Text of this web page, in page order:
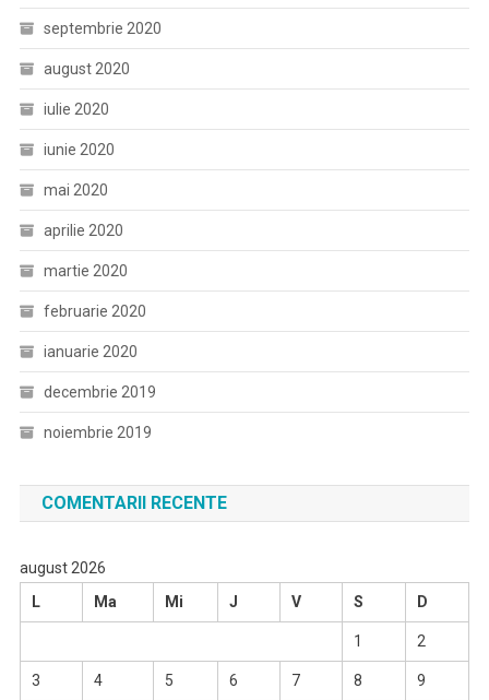
septembrie 2020
august 2020
iulie 2020
iunie 2020
mai 2020
aprilie 2020
martie 2020
februarie 2020
ianuarie 2020
decembrie 2019
noiembrie 2019
COMENTARII RECENTE
august 2026
L
Ma Mi J V S D
1 2
3 4 5 6 7 8 9